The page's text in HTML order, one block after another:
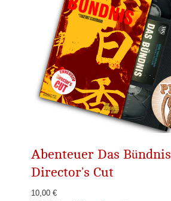
Abenteuer Das Bündnis
Director’s Cut
10,00 €